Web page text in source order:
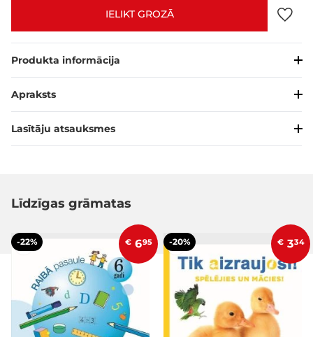
IELIKT GROZĀ
Produkta informācija
Apraksts
Lasītāju atsauksmes
Līdzīgas grāmatas
-22% € 695 -20% € 334